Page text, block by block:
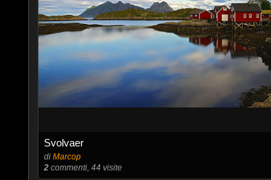
Svolvaer
di Marcop
2commenti, 44 visite